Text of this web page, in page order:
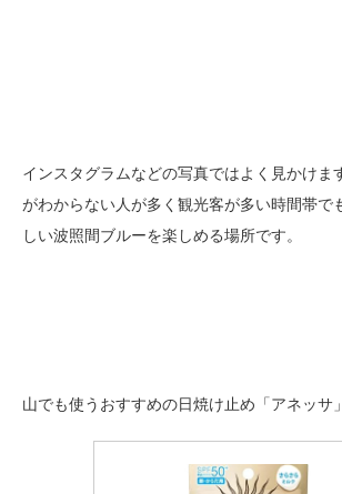
インスタグラムなどの写真ではよく見かけま
がわからない人が多く観光客が多い時間帯で
しい波照間ブルーを楽しめる場所です。
山でも使うおすすめの日焼け止め「アネッサ